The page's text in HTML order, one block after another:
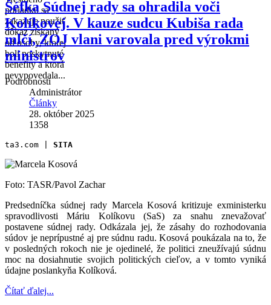
poriadku sa
zakazuje použiť
dôkaz získaný
od osoby, ktorej
boli poskytnuté
benefity a ktorá
nevypovedala...
Šéfka Súdnej rady sa ohradila voči
Kolíkovej. V kauze sudcu Kubiša rada
mlčí, ZOJ vlani varovala pred výrokmi
ministrov
Podrobnosti
Administrátor
Články
28. október 2025
1358
ta3.com | SITA
Foto: TASR/Pavol Zachar
Predsedníčka súdnej rady Marcela Kosová kritizuje exministerku
spravodlivosti Máriu Kolíkovu (SaS) za snahu znevažovať
postavene súdnej rady. Odkázala jej, že zásahy do rozhodovania
súdov je neprípustné aj pre súdnu radu. Kosová poukázala na to, že
v posledných rokoch nie je ojedinelé, že politici zneužívajú súdnu
moc na dosiahnutie svojich politických cieľov, a v tomto vyniká
údajne poslankyňa Kolíková.
Čítať ďalej...